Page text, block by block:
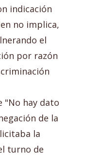
indicación
no implica,
el
por razón
"No hay dato
de la
la
turno de